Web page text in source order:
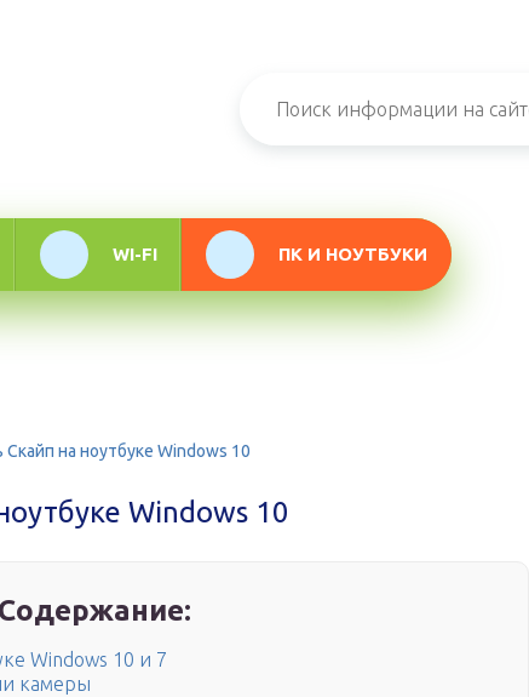
WI-FI ПК И НОУТБУКИ
Скайп на ноутбуке Windows 10
Windows 10
Windows 10 и 7
камеры